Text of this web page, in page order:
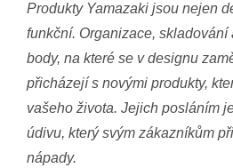
Produkty Yamazaki jsou nejen
funkční. Organizace, skladování
body, na které se v designu
přicházejí s novými produkty,
vašeho života. Jejich posláním
údivu, který svým zákazníkům
nápady.